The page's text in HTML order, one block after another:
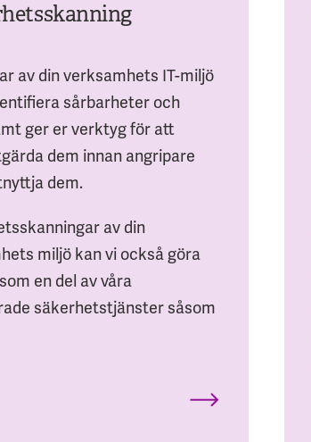
av din verksamhets IT-miljö
sårbarheter och
ger er verktyg för att
dem innan angripare
dem.
av din
miljö kan vi också göra
en del av våra
säkerhetstjänster såsom